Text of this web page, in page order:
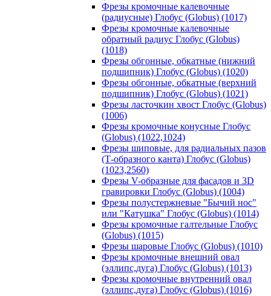
Фрезы кромочные калевочные
(радиусные) Глобус (Globus) (1017)
Фрезы кромочные калевочные
обратный радиус Глобус (Globus)
(1018)
Фрезы обгонные, обкатные (нижний
подшипник) Глобус (Globus) (1020)
Фрезы обгонные, обкатные (верхний
подшипник) Глобус (Globus) (1021)
Фрезы ласточкин хвост Глобус (Globus)
(1006)
Фрезы кромочные конусные Глобус
(Globus) (1022,1024)
Фрезы шиповые, для радиальных пазов
(Т-образного канта) Глобус (Globus)
(1023,2560)
Фрезы V-образные для фасадов и 3D
гравировки Глобус (Globus) (1004)
Фрезы полустержневые "Бычий нос"
или "Катушка" Глобус (Globus) (1014)
Фрезы кромочные галтельные Глобус
(Globus) (1015)
Фрезы шаровые Глобус (Globus) (1010)
Фрезы кромочные внешний овал
(эллипс,дуга) Глобус (Globus) (1013)
Фрезы кромочные внутренний овал
(эллипс,дуга) Глобус (Globus) (1016)